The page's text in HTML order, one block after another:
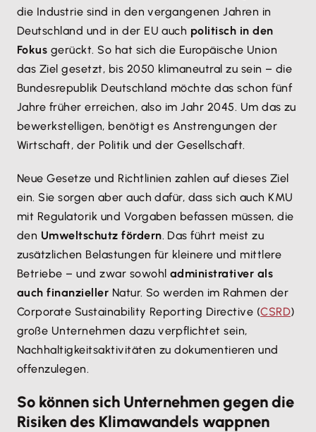
die Industrie sind in den vergangenen Jahren in
Deutschland und in der EU auch politisch in den
Fokus gerückt. So hat sich die Europäische Union
das Ziel gesetzt, bis 2050 klimaneutral zu sein – die
Bundesrepublik Deutschland möchte das schon fünf
Jahre früher erreichen, also im Jahr 2045. Um das zu
bewerkstelligen, benötigt es Anstrengungen der
Wirtschaft, der Politik und der Gesellschaft.
Neue Gesetze und Richtlinien zahlen auf dieses Ziel
ein. Sie sorgen aber auch dafür, dass sich auch KMU
mit Regulatorik und Vorgaben befassen müssen, die
den Umweltschutz fördern. Das führt meist zu
zusätzlichen Belastungen für kleinere und mittlere
Betriebe – und zwar sowohl administrativer als
auch finanzieller Natur. So werden im Rahmen der
Corporate Sustainability Reporting Directive (CSRD)
große Unternehmen dazu verpflichtet sein,
Nachhaltigkeitsaktivitäten zu dokumentieren und
offenzulegen.
So können sich Unternehmen gegen die
Risiken des Klimawandels wappnen